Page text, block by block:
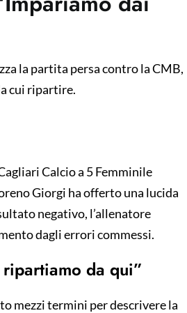
la partita persa contro la CMB,
cui ripartire.
Calcio a 5 Femminile
Giorgi ha offerto una lucida
negativo, l’allenatore
dagli errori commessi.
ripartiamo da qui”
mezzi termini per descrivere la